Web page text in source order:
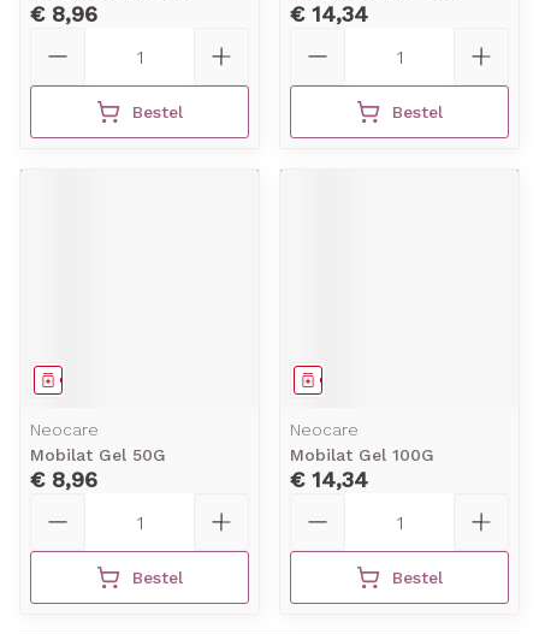
€ 8,96
Bestel
€ 14,34
Bestel
Geneesmiddel
Neocare
Mobilat Gel 50G
€ 8,96
Bestel
Geneesmiddel
Neocare
Mobilat Gel 100G
€ 14,34
Bestel